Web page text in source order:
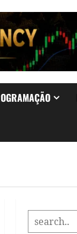
SEARCH